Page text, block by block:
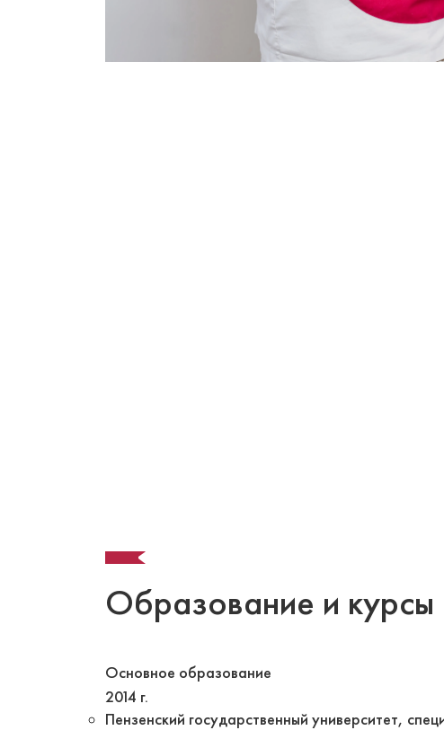
Образование и курсы
Основное образование
2014 г.
Пензенский государственный университет,